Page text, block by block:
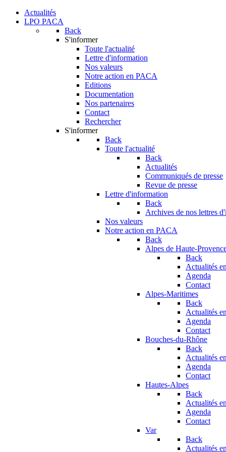
Actualités
LPO PACA
Back
S'informer
Toute l'actualité
Lettre d'information
Nos valeurs
Notre action en PACA
Editions
Documentation
Nos partenaires
Contact
Rechercher
S'informer
Back
Toute l'actualité
Back
Actualités
Communiqués de presse
Revue de presse
Lettre d'information
Back
Archives de nos lettres
Nos valeurs
Notre action en PACA
Back
Alpes de Haute-
Back
Actualités
Agenda
Contact
Alpes-Maritimes
Back
Actualités
Agenda
Contact
Bouches-du-Rhône
Back
Actualités
Agenda
Contact
Hautes-Alpes
Back
Actualités
Agenda
Contact
Var
Back
Actualités